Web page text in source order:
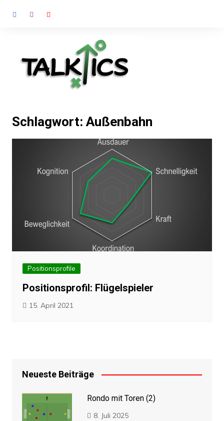
Inhalt
Schlagwort:Außenbahn
Positionsprofile
Positionsprofil: Flügelspieler
15. April 2021
Neueste Beiträge
Rondo mit Toren (2)
8. Juli 2025